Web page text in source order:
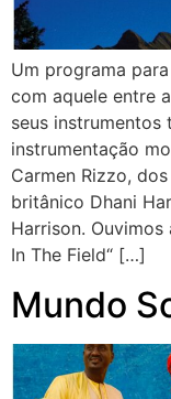
Um programa
com aquele entre
seus
instrumentação
Carmen Rizzo,
britânico Dhani
Harrison.
In The Field“ […]
Mundo